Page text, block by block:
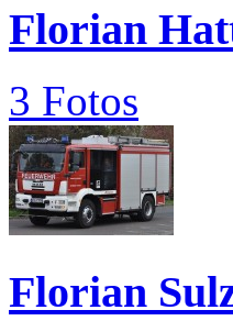
Florian
3 Fotos
Florian